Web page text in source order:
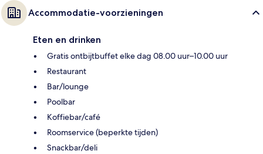
Accommodatie-voorzieningen
Eten en drinken
Gratis ontbijtbuffet elke dag 08.00 uur–10.00 uur
Restaurant
Bar/lounge
Poolbar
Koffiebar/café
Roomservice (beperkte tijden)
Snackbar/deli